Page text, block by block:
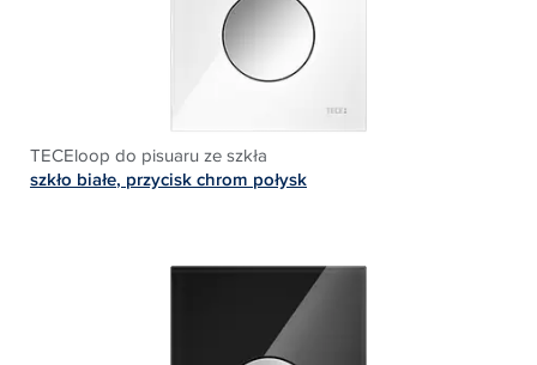
TECEloop do pisuaru ze szkła
szkło białe, przycisk chrom połysk